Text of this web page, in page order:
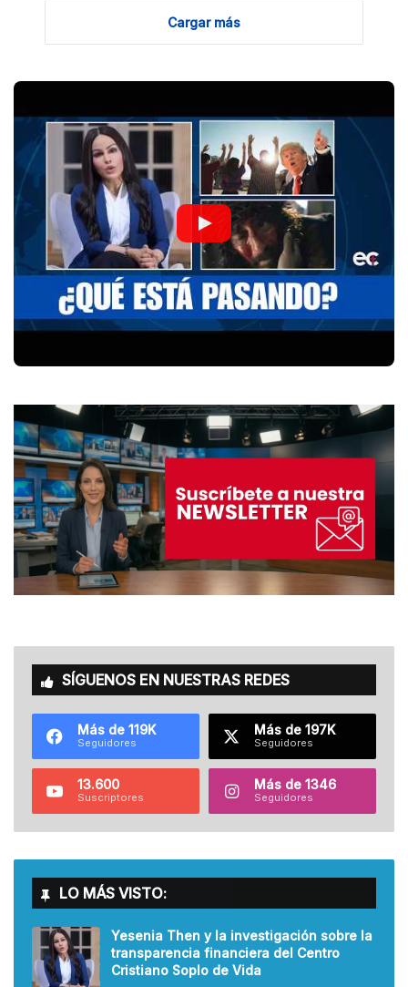
Cargar más
SÍGUENOS EN NUESTRAS REDES
Más de 119K
Seguidores
Más de 197K
Seguidores
13.600
Suscriptores
Más de 1346
Seguidores
LO MÁS VISTO:
Yesenia Then y la investigación sobre la
transparencia financiera del Centro
Cristiano Soplo de Vida